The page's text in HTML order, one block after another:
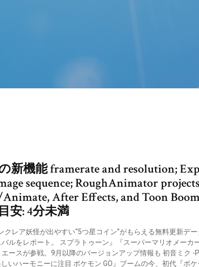
新機能 framerate and resolution;
sequence; RoughAnimator
After Effects, and Toon
安: 4分未満
クレア妖怪が出やすい“5つ星コイン”がもらえる無料更新デ
バルをレポート。 スプラトゥーン』『スーパーマリオメーカ
エースが参戦。9月以降のバージョンアップ情報も 初音ミク -
いハーモニーに注目 ポケモン GO』ブームの今、初代『ポ